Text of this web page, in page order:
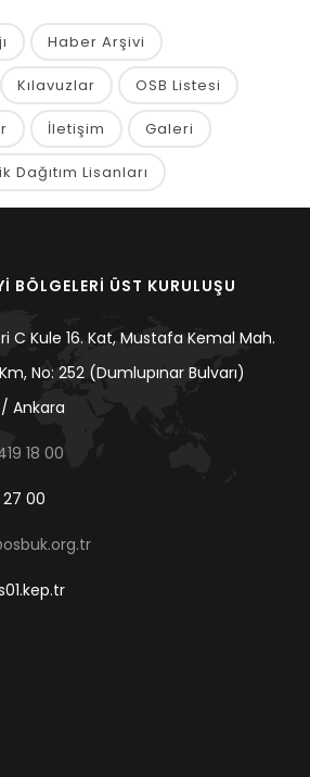
Haber Arşivi
Kılavuzlar OSB Listesi
İletişim Galeri
Dağıtım Lisanları
BÖLGELERİ ÜST KURULUŞU
C Kule 16. Kat, Mustafa Kemal Mah.
No: 252 (Dumlupınar Bulvarı)
Ankara
18 00
27 00